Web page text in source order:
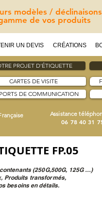
modèles / déclinaisons
de vos produits
UN DEVIS CRÉATIONS
PROJET D'ÉTIQUETTE
CARTES DE VISITE
DE COMMUNICATION
Assistance
06 78 40 31
(250G,500G, 125G …)
Produits transformés,
besoins en détails.
FP.05